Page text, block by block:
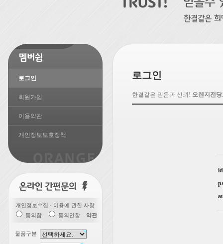
로그인
회원가입
이용약관
개인정보보호정책
개인정보수집 · 이용에 관한 사항
동의함
동의안함 약관
물품구분
로그인
한결같은 믿음과 신뢰! 오렌지전
id